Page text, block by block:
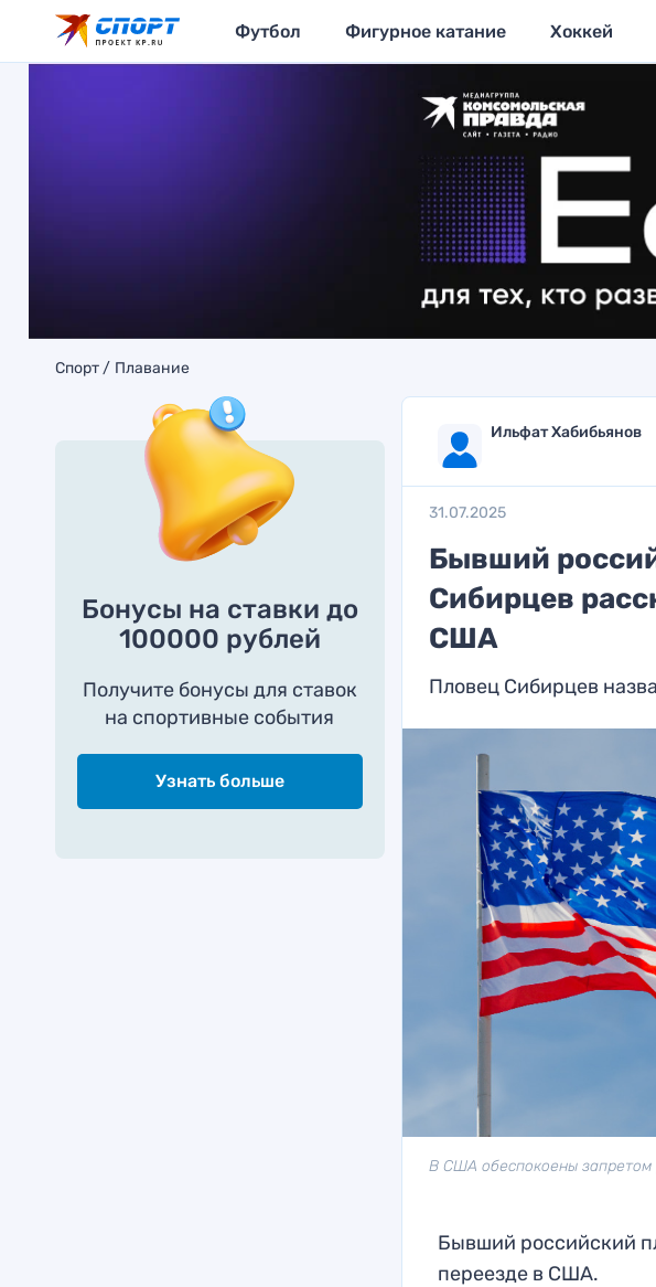
Футбол Фигурное катание Хоккей
Спорт Плавание
Бонусы на ставки до
100000 рублей
Получите бонусы для ставок
на спортивные события
Узнать больше
Ильфат Хабибьянов
31.07.2025
Бывший
Сибирцев
США
Пловец Сибирцев
В США обеспокоены
Бывший российский
переезде в США.